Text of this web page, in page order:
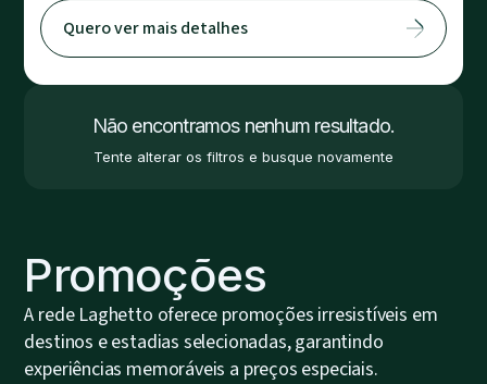
Quero ver mais detalhes
Não encontramos nenhum resultado.
Tente alterar os filtros e busque novamente
Promoções
A rede Laghetto oferece promoções irresistíveis em
destinos e estadias selecionadas, garantindo
experiências memoráveis a preços especiais.